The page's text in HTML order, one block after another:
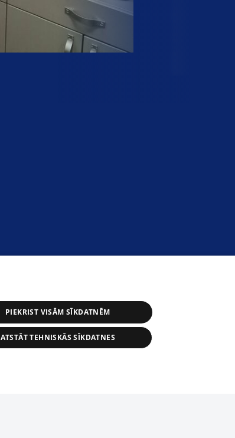
PIEKRIST VISĀM SĪKDATNĒM
ATSTĀT TEHNISKĀS SĪKDATNES